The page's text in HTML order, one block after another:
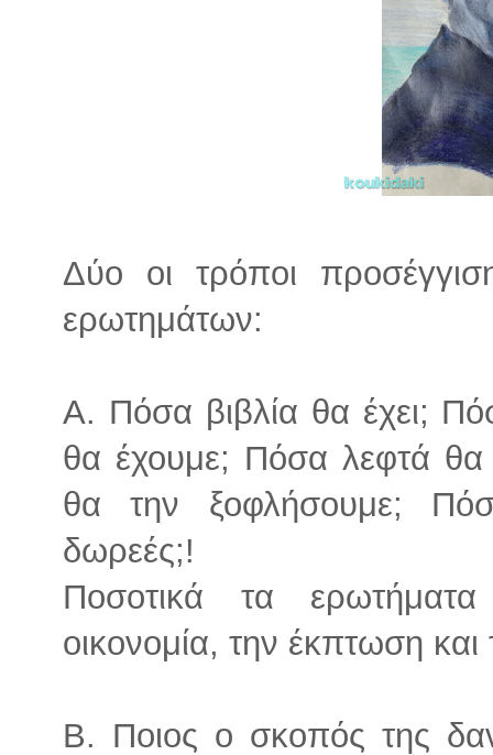
Δύο οι τρόποι
ερωτημάτων:
Α. Πόσα βιβλία θα έχει;
θα έχουμε; Πόσα λεφτά θα
θα την ξοφλήσουμε;
δωρεές;!
Ποσοτικά τα
οικονομία, την έκπτωση
Β. Ποιος ο σκοπός της